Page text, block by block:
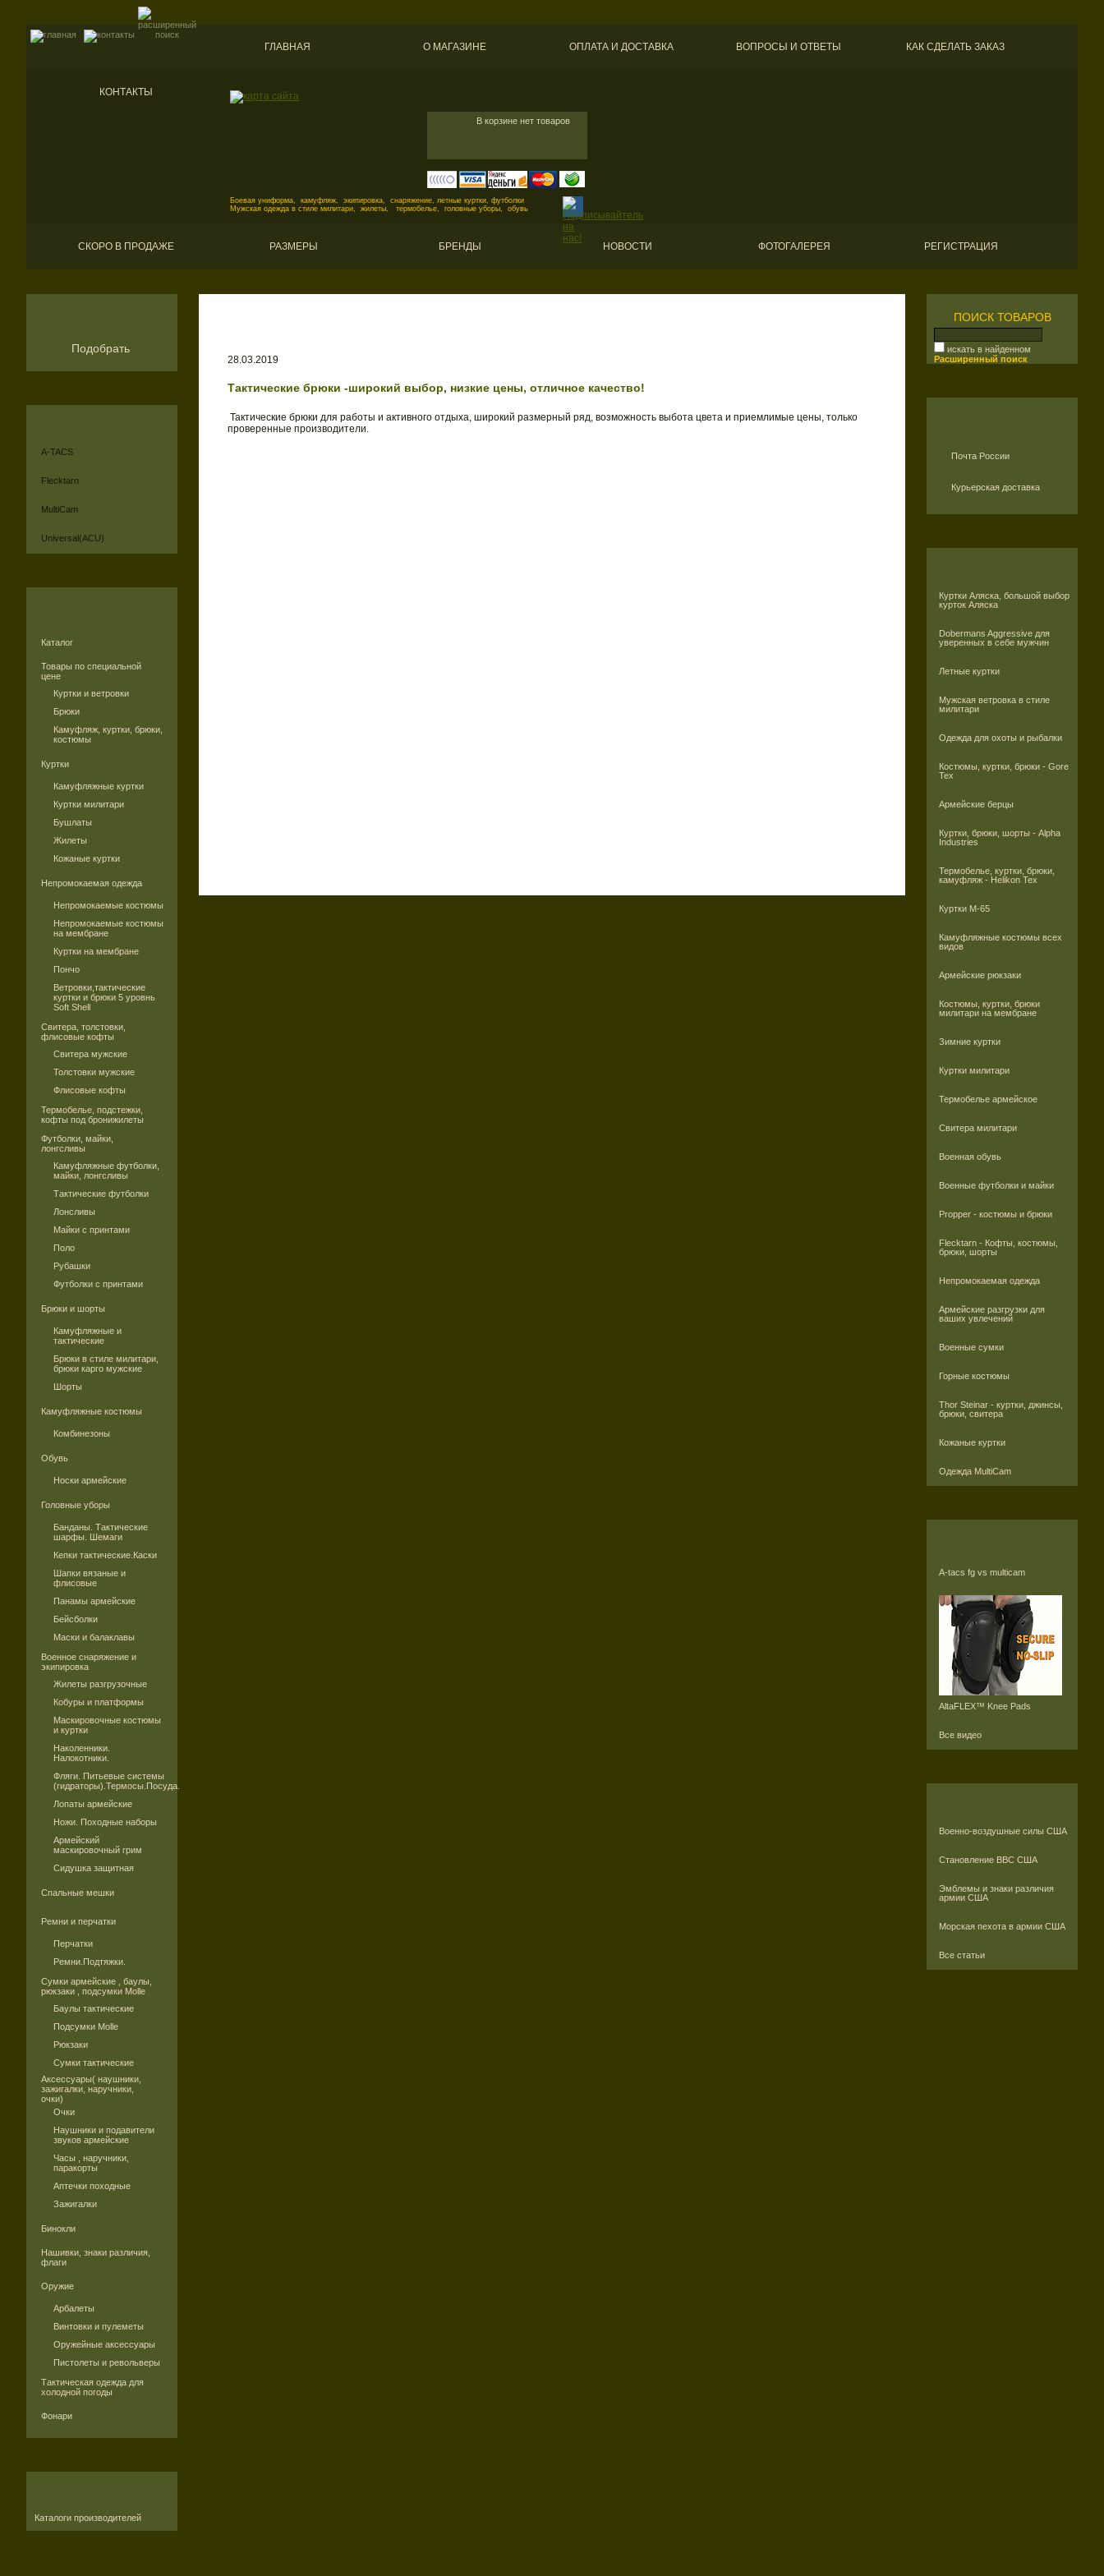
ГЛАВНАЯ О МАГАЗИНЕ ОПЛАТА И ДОСТАВКА ВОПРОСЫ И ОТВЕТЫ КАК СДЕЛАТЬ ЗАКАЗ
КОНТАКТЫ
В корзине нет товаров
Боевая униформа, камуфляж, экипировка, снаряжение, летные куртки, футболки
Мужская одежда в стиле милитари, жилеты, термобелье, головные уборы, обувь
СКОРО В ПРОДАЖЕ РАЗМЕРЫ БРЕНДЫ НОВОСТИ ФОТОГАЛЕРЕЯ РЕГИСТРАЦИЯ
Подобрать
A-TACS
Flecktarn
MultiCam
Universal(ACU)
Каталог
Товары по специальной
цене
Куртки и ветровки
Брюки
Камуфляж, куртки, брюки,
костюмы
Куртки
Камуфляжные куртки
Куртки милитари
Бушлаты
Жилеты
Кожаные куртки
Непромокаемая одежда
Непромокаемые костюмы
Непромокаемые костюмы
на мембране
Куртки на мембране
Пончо
Ветровки,тактические
куртки и брюки 5 уровнь
Soft Shell
Свитера, толстовки,
флисовые кофты
Свитера мужские
Толстовки мужские
Флисовые кофты
Термобелье, подстежки,
кофты под бронижилеты
Футболки, майки,
лонгсливы
Камуфляжные футболки,
майки, лонгсливы
Тактические футболки
Лонсливы
Майки с принтами
Поло
Рубашки
Футболки с принтами
Брюки и шорты
Камуфляжные и
тактические
Брюки в стиле милитари,
брюки карго мужские
Шорты
Камуфляжные костюмы
Комбинезоны
Обувь
Носки армейские
Головные уборы
Банданы. Тактические
шарфы. Шемаги
Кепки тактические.Каски
Шапки вязаные и
флисовые
Панамы армейские
Бейсболки
Маски и балаклавы
Военное снаряжение и
экипировка
Жилеты разгрузочные
Кобуры и платформы
Маскировочные костюмы
и куртки
Наколенники.
Налокотники.
Фляги. Питьевые системы
(гидраторы).Термосы.Посуда.
Лопаты армейские
Ножи. Походные наборы
Армейский
маскировочный грим
Сидушка защитная
Спальные мешки
Ремни и перчатки
Перчатки
Ремни.Подтяжки.
Сумки армейские , баулы,
рюкзаки , подсумки Molle
Баулы тактические
Подсумки Molle
Рюкзаки
Сумки тактические
Аксессуары( наушники,
зажигалки, наручники,
очки)
Очки
Наушники и подавители
звуков армейские
Часы , наручники,
паракорты
Аптечки походные
Зажигалки
Бинокли
Нашивки, знаки различия,
флаги
Оружие
Арбалеты
Винтовки и пулеметы
Оружейные аксессуары
Пистолеты и револьверы
Тактическая одежда для
холодной погоды
Фонари
Каталоги производителей
ПОИСК ТОВАРОВ
искать в найденном
Расширенный поиск
Почта России
Курьерская доставка
Куртки Аляска, большой выбор
курток Аляска
Dobermans Aggressive для
уверенных в себе мужчин
Летные куртки
Мужская ветровка в стиле
милитари
Одежда для охоты и рыбалки
Костюмы, куртки, брюки - Gore
Tex
Армейские берцы
Куртки, брюки, шорты - Alpha
Industries
Термобелье, куртки, брюки,
камуфляж - Helikon Tex
Куртки M-65
Камуфляжные костюмы всех
видов
Армейские рюкзаки
Костюмы, куртки, брюки
милитари на мембране
Зимние куртки
Куртки милитари
Термобелье армейское
Свитера милитари
Военная обувь
Военные футболки и майки
Propper - костюмы и брюки
Flecktarn - Кофты, костюмы,
брюки, шорты
Непромокаемая одежда
Армейские разгрузки для
ваших увлечений
Военные сумки
Горные костюмы
Thor Steinar - куртки, джинсы,
брюки, свитера
Кожаные куртки
Одежда MultiCam
A-tacs fg vs multicam
AltaFLEX™ Knee Pads
Все видео
Военно-воздушные силы США
Становление ВВС США
Эмблемы и знаки различия
армии США
Морская пехота в армии США
Все статьи
28.03.2019
Тактические брюки -широкий выбор, низкие цены, отличное качество!
Тактические брюки для работы и активного отдыха, широкий размерный ряд, возможность выбота цвета и приемлимые цены, только
проверенные производители.